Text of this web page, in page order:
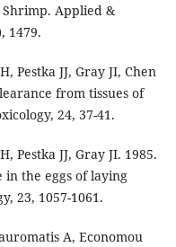
Applied &
1479.
Pestka JJ, Gray JI, Chen
from tissues of
24, 37-41.
Pestka JJ, Gray JI. 1985.
the eggs of laying
23, 1057-1061.
A, Economou